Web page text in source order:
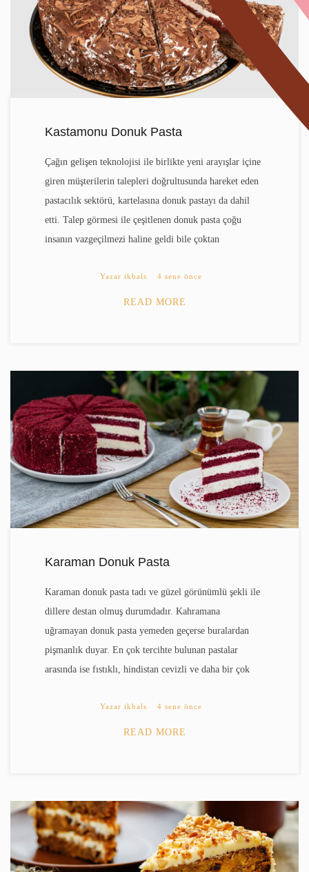
Kastamonu Donuk Pasta
Çağın gelişen teknolojisi ile birlikte yeni arayışlar içine
giren müşterilerin talepleri doğrultusunda hareket eden
pastacılık sektörü, kartelasına donuk pastayı da dahil
etti. Talep görmesi ile çeşitlenen donuk pasta çoğu
insanın vazgeçilmezi haline geldi bile çoktan
Yazar ikbals 4 sene önce
READ MORE
Karaman Donuk Pasta
Karaman donuk pasta tadı ve güzel görünümlü şekli ile
dillere destan olmuş durumdadır. Kahramana
uğramayan donuk pasta yemeden geçerse buralardan
pişmanlık duyar. En çok tercihte bulunan pastalar
arasında ise fıstıklı, hindistan cevizli ve daha bir çok
Yazar ikbals 4 sene önce
READ MORE